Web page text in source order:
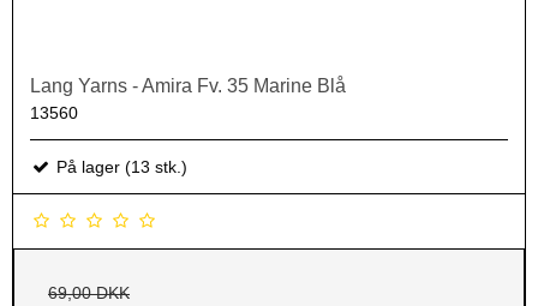
Lang Yarns - Amira Fv. 35 Marine Blå
13560
På lager (13 stk.)
69,00 DKK